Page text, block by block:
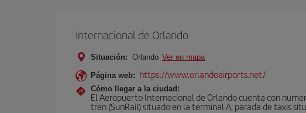
Internacional de Orlando
Situación: Orlando Ver en mapa
Página web: https://www.orlandoairports.net/
Cómo llegar a la ciudad:
El Aeropuerto Internacional de Orlando cuenta con
tren (SunRail) situado en la terminal A, parada de taxis